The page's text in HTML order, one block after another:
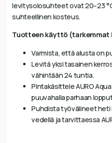
levitysolosuhteet ovat 20–23
suhteellinen kosteus.
Tuotteen käyttö
Varmista, että alusta on
Levitä yksi tasainen
vähintään 24 tuntia.
Pintakäsittele AURO
puuvahalla parhaan
Puhdista työvälineet heti
vedellä ja tarvittaessa